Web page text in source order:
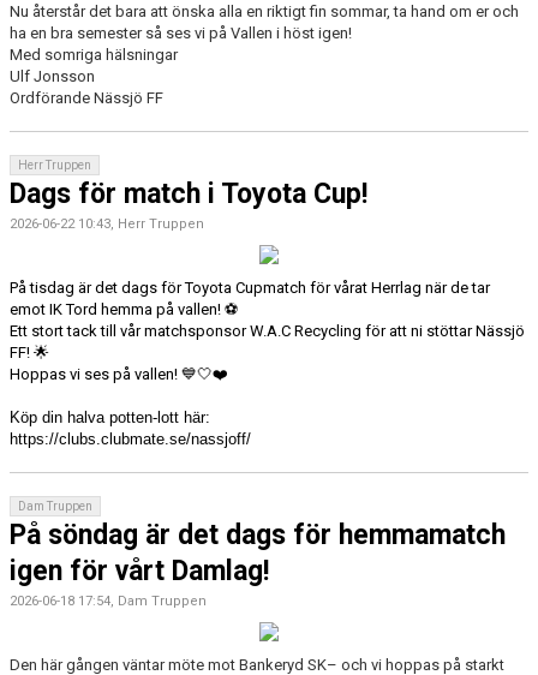
Nu återstår det bara att önska alla en riktigt fin sommar, ta hand om er och
ha en bra semester så ses vi på Vallen i höst igen!
Med somriga hälsningar
Ulf Jonsson
Ordförande Nässjö FF
Herr Truppen
Dags för match i Toyota Cup!
2026-06-22 10:43, Herr Truppen
På tisdag är det dags för Toyota Cupmatch för vårat Herrlag när de tar
emot IK Tord hemma på vallen! ⚽️
Ett stort tack till vår matchsponsor W.A.C Recycling för att ni stöttar Nässjö
FF! 🌟
Hoppas vi ses på vallen! 💙🤍❤️
Köp din halva potten-lott här:
https://clubs.clubmate.se/nassjoff/
Dam Truppen
På söndag är det dags för hemmamatch
igen för vårt Damlag!
2026-06-18 17:54, Dam Truppen
Den här gången väntar möte mot Bankeryd SK– och vi hoppas på starkt